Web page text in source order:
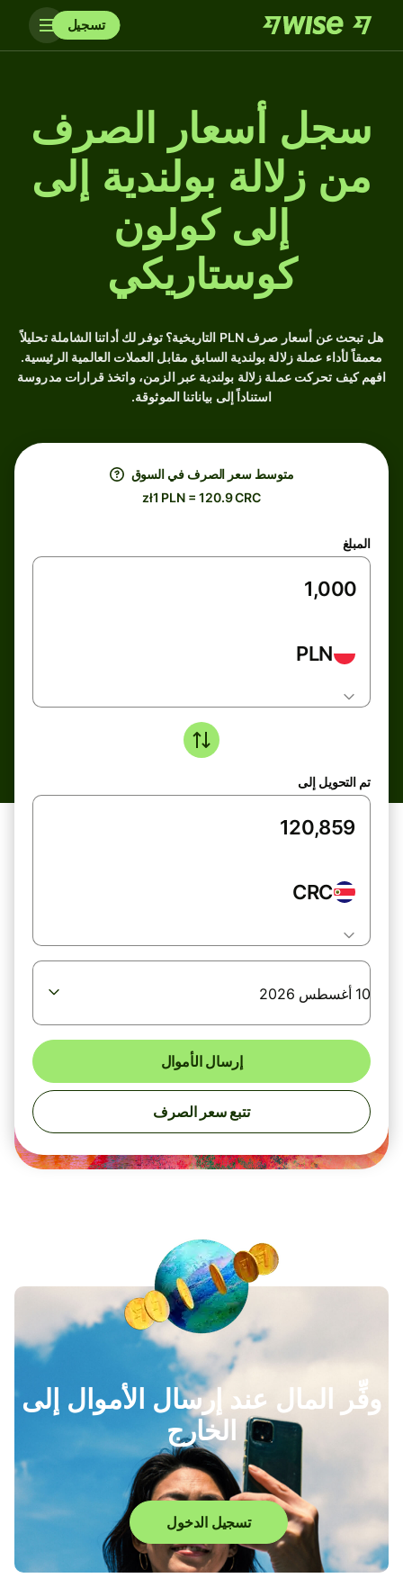
تسجيل
سجل أسعار الصرف
من زلالة بولندية إلى
إلى كولون
كوستاريكي
هل تبحث عن أسعار صرف PLN التاريخية؟ توفر لك أداتنا الشاملة تحليلاً
معمقاً لأداء عملة زلالة بولندية السابق مقابل العملات العالمية الرئيسية.
افهم كيف تحركت عملة زلالة بولندية عبر الزمن، واتخذ قرارات مدروسة
استناداً إلى بياناتنا الموثوقة.
متوسط ​​سعر الصرف في السوق
zł1 PLN = 120.9 CRC
المبلغ
PLN
تم التحويل إلى
CRC
10 أغسطس 2026
إرسال الأموال
تتبع سعر الصرف
وفِّر المال عند إرسال الأموال إلى
الخارج
تسجيل الدخول